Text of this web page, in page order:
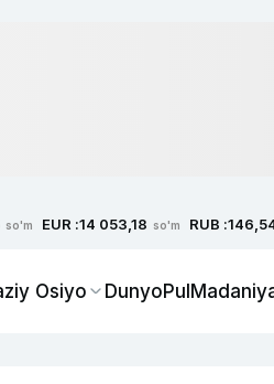
so'm EUR :14 053,18 so'm RUB :
Osiyo DunyoPul